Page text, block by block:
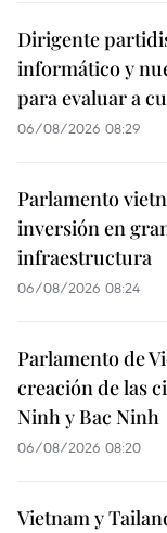
Dirigente
informático y
para evaluar a
06/08/2026 08:29
Parlamento
inversión en
infraestructura
06/08/2026 08:24
Parlamento de
creación de las
Ninh y Bac Ninh
06/08/2026 08:20
Vietnam y